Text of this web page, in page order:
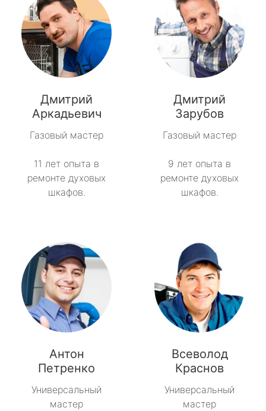
Дмитрий
Аркадьевич
Газовый мастер
11 лет опыта в
ремонте духовых
шкафов.
Дмитрий
Зарубов
Газовый мастер
9 лет опыта в
ремонте духовых
шкафов.
Антон
Петренко
Универсальный
мастер
Всеволод
Краснов
Универсальный
мастер